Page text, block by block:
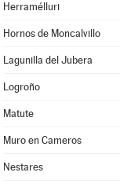
Herramélluri
Hornos de Moncalvillo
Lagunilla del Jubera
Logroño
Matute
Muro en Cameros
Nestares